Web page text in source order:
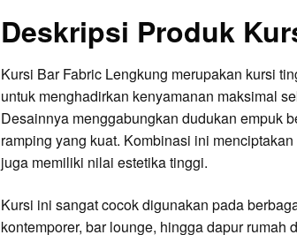
Deskripsi Produk
Kursi Bar Fabric Lengkung merupakan kursi
untuk menghadirkan kenyamanan maksimal
Desainnya menggabungkan dudukan empuk
ramping yang kuat. Kombinasi ini
juga memiliki nilai estetika tinggi.
Kursi ini sangat cocok digunakan pada
kontemporer, bar lounge, hingga dapur